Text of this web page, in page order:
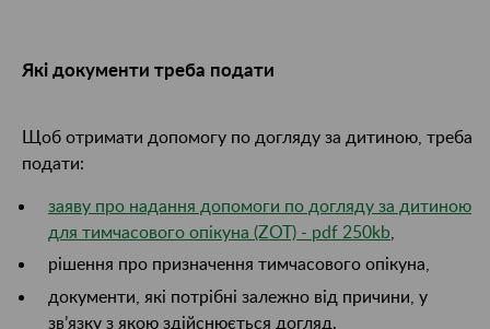
Які документи треба подати
Щоб отримати допомогу по догляду за дитиною, треба
подати:
заяву про надання допомоги по догляду за дитиною
для тимчасового опікуна (ZOT) - pdf 250kb
рішення про призначення тимчасового опікуна,
документи, які потрібні залежно від причини, у
зв’язку з якою здійснюється догляд.